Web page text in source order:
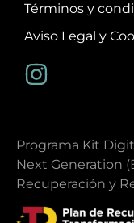
Términos y
Aviso Legal y
Programa Kit
Next Generation
Recuperación y